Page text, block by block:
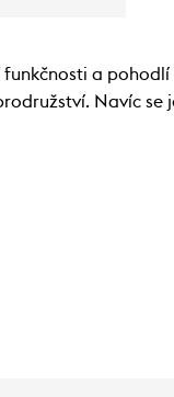
funkčnosti a
Navíc se